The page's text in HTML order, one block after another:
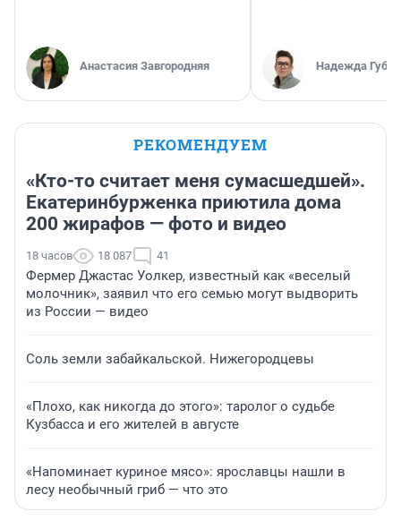
Анастасия Завгородняя Надежда
РЕКОМЕНДУЕМ
«Кто-то считает меня сумасшедшей».
Екатеринбурженка приютила дома
200 жирафов — фото и видео
18 часов 18 087 41
Фермер Джастас Уолкер, известный как «веселый
молочник», заявил что его семью могут выдворить
из России — видео
Соль земли забайкальской. Нижегородцевы
«Плохо, как никогда до этого»: таролог о судьбе
Кузбасса и его жителей в августе
«Напоминает куриное мясо»: ярославцы нашли в
лесу необычный гриб — что это